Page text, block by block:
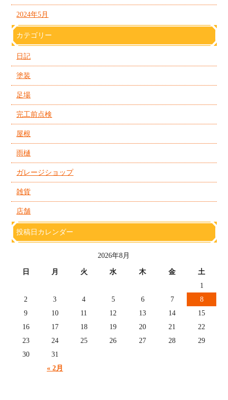
2024年5月
カテゴリー
日記
塗装
足場
完工前点検
屋根
雨樋
ガレージショップ
雑貨
店舗
投稿日カレンダー
2026年8月
日 月 火 水 木 金 土
« 2月
1
2
3 4 5 6 7
8
9
10 11 12 13 14
15
16
17 18 19 20 21
22
23
24 25 26 27 28
29
30
31